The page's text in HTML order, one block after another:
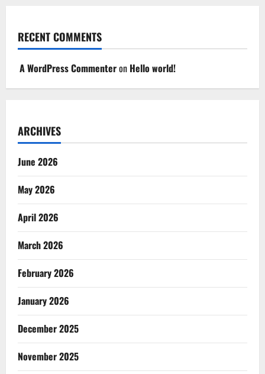
RECENT COMMENTS
A WordPress Commenteron Hello world!
ARCHIVES
June 2026
May 2026
April 2026
March 2026
February 2026
January 2026
December 2025
November 2025